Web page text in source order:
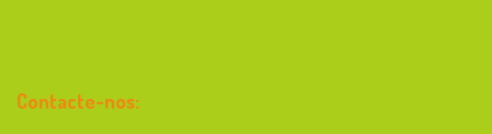
Contacte-nos: